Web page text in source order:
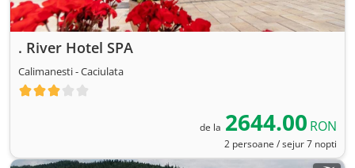
. River Hotel SPA
Calimanesti - Caciulata
de la 2644.00 RON
2 persoane / sejur 7 nopti